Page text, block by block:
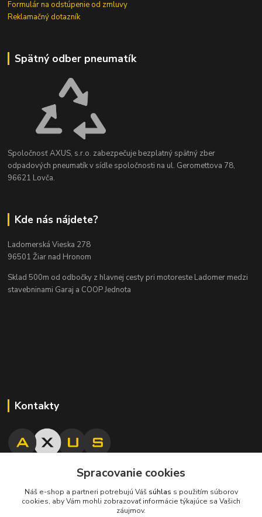
Formulár na odstúpenie od zmluvy
Reklamačný dotazník
Spätný odber pneumatík
Spoločnosť AXUS, s.r.o. zabezpečuje bezplatný spätný zber
odpadových pneumatík v sídle spoločnosti na ul. Geromettova 78,
96621 Lovča.
Kde nás nájdete?
Ladomerská Vieska 278
96501 Žiar nad Hronom
Sklad 500m od odbočky z hlavnej cesty pri motoreste Ladomer medzi
stavebninami Garaj a COOP Jednota
Kontakty
045/671 63 50
axuspneu@gmail.com
Spracovanie cookies
Náš e-shop a partneri potrebujú Váš súhlas s použitím súborov
cookies, aby Vám mohli zobrazovať informácie týkajúce sa Vašich
záujmov.